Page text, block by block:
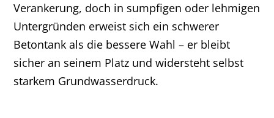
Verankerung, doch in sumpfigen oder lehmigen
Untergründen erweist sich ein schwerer
Betontank als die bessere Wahl – er bleibt
sicher an seinem Platz und widersteht selbst
starkem Grundwasserdruck.